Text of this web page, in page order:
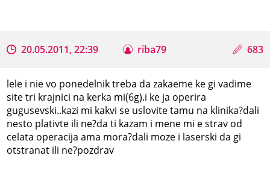
20.05.2011, 22:39 riba79 683
lele i nie vo ponedelnik treba da zakaeme ke gi vadime
site tri krajnici na kerka mi(6g).i ke ja operira
gugusevski..kazi mi kakvi se uslovite tamu na klinika?dali
nesto plativte ili ne?da ti kazam i mene mi e strav od
celata operacija ama mora?dali moze i laserski da gi
otstranat ili ne?pozdrav